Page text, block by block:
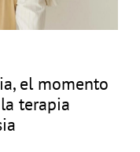
el momento
terapia